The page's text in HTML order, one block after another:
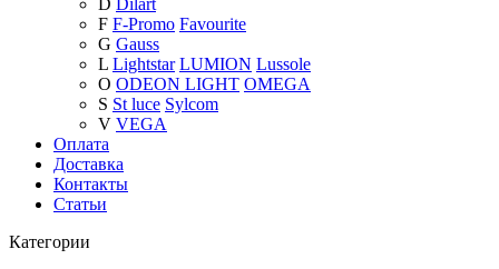
D Dilart
F F-Promo Favourite
G Gauss
L Lightstar LUMION Lussole
O ODEON LIGHT OMEGA
S St luce Sylcom
V VEGA
Оплата
Доставка
Контакты
Статьи
Категории